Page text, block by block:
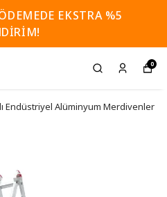
EKSTRA %5
0
Endüstriyel Alüminyum Merdivenler